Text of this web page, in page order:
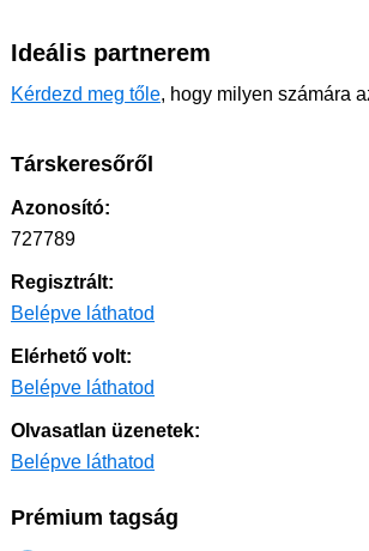
Ideális partnerem
Kérdezd meg tőle, hogy milyen számára
Társkeresőről
Azonosító:
727789
Regisztrált:
Belépve láthatod
Elérhető volt:
Belépve láthatod
Olvasatlan üzenetek:
Belépve láthatod
Prémium tagság